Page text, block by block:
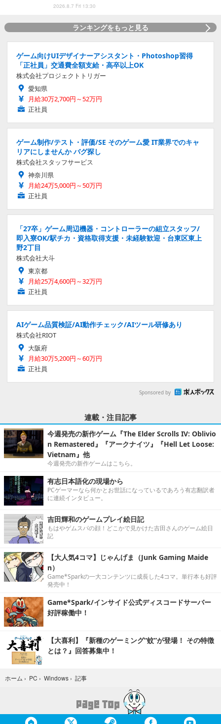
2026.8.7 Fri 13:30
ランキングをもっと見る
ゲーム向けUIデザイナーアシスタント・Photoshop習得
「正社員」交通費全額支給・高卒以上OK
株式会社プロジェクトトリガー
愛知県
月給30万2,700円～52万円
正社員
ゲーム制作/テスト・評価/SE そのゲーム愛 IT業界でのキャ
リアにしませんか バグ探し
株式会社スタッフサービス
神奈川県
月給24万5,000円～50万円
正社員
「27卒」ゲーム周辺機器・コントローラーの組立スタッフ/
即入寮OK/駅チカ・資格取得支援・未経験歓迎・台東区東上
野2丁目
株式会社大斗
東京都
月給25万4,600円～32万円
正社員
AIゲーム品質検証/AI動作チェック/AIツール研修あり
株式会社RIOT
大阪府
月給30万5,200円～60万円
正社員
Sponsored by
連載・注目記事
今週発売の新作ゲーム『The Elder Scrolls IV: Oblivio
n Remastered』『アークナイツ』『Hell Let Loose:
Vietnam』他
今週発売の新作ゲームはこちら。
有志日本語化の現場から
PCゲーマーなら何かとお世話になっているであろう有志翻訳者
に連続インタビュー。
吉田輝和のゲームプレイ絵日記
もはやゲムスパの顔！どこかで見かけた吉田さんのゲーム絵日
記
【大人気4コマ】じゃんげま（Junk Gaming Maide
n）
Game*Sparkの一大コンテンツに成長した4コマ。単行本も好評
発売中！
Game*Spark/インサイド公式ディスコードサーバー
好評稼働中！
【大喜利】『新種のゲーミング“蚊”が登場！ その特徴
とは？』回答募集中！
ホーム › PC › Windows › 記事